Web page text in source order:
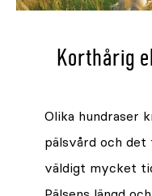
Korthårig
Olika hundraser
pälsvård och det
väldigt mycket